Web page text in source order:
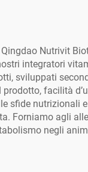
Qingdao Nutrivit
integratori
sviluppati
prodotto, facilità
sfide nutrizionali
Forniamo agli
negli